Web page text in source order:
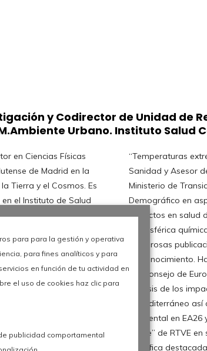
y Codirector de Unidad de
Urbano. Instituto Salud
en Ciencias Físicas
de Madrid en la
Tierra y el Cosmos. Es
el Instituto de Salud
Unidad de Referencia
codirector del
Salud. Sus
en el impacto
en especial en lo
adaptación a
química y acústica
corto plazo en
del Ministerio de
También asesora al
Ecológica Reto
relacionados con los
la contaminación
en esas líneas
el premio Norte-Sur
sus aportaciones al
Cambio Climático en
en Educación
a la personalidad
científica
para para la gestión y operativa
para fines analíticos y para
en función de tu actividad en
el uso de cookies haz clic para
publicidad comportamental